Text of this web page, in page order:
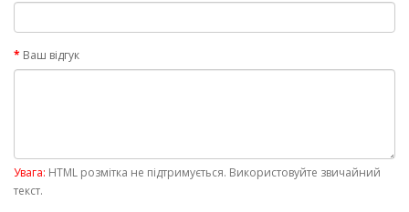
Ваш відгук
Увага: HTML розмітка не підтримується. Використовуйте звичайний
текст.